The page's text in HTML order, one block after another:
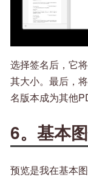
选择签名后，它
其大小。最后，
名版本成为其他
6。基本
预览是我在基本